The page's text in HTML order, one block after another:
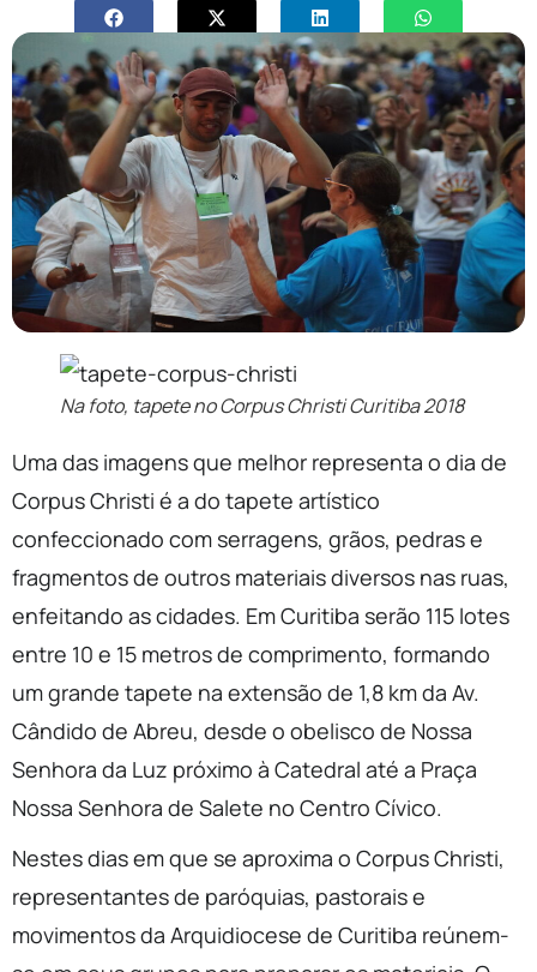
Na foto, tapete no Corpus Christi Curitiba 2018
Uma das imagens que melhor representa o dia de
Corpus Christi é a do tapete artístico
confeccionado com serragens, grãos, pedras e
fragmentos de outros materiais diversos nas ruas,
enfeitando as cidades. Em Curitiba serão 115 lotes
entre 10 e 15 metros de comprimento, formando
um grande tapete na extensão de 1,8 km da Av.
Cândido de Abreu, desde o obelisco de Nossa
Senhora da Luz próximo à Catedral até a Praça
Nossa Senhora de Salete no Centro Cívico.
Nestes dias em que se aproxima o Corpus Christi,
representantes de paróquias, pastorais e
movimentos da Arquidiocese de Curitiba reúnem-